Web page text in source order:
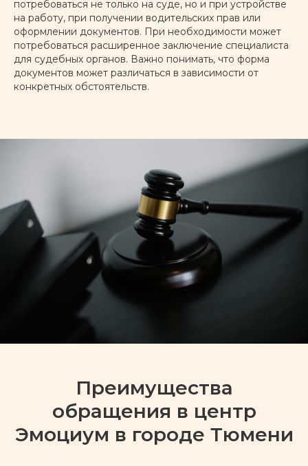
потребоваться не только на суде, но и при устройстве
на работу, при получении водительских прав или
оформлении документов. При необходимости может
потребоваться расширенное заключение специалиста
для судебных органов. Важно понимать, что форма
документов может различаться в зависимости от
конкретных обстоятельств.
Преимущества
обращения в центр
Эмоциум в городе Тюмени